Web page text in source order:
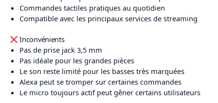
Commandes tactiles pratiques au quotidien
Compatible avec les principaux services de streaming
Inconvénients
Pas de prise jack 3,5 mm
Pas idéale pour les grandes pièces
Le son reste limité pour les basses très marquées
Alexa peut se tromper sur certaines commandes
Le micro toujours actif peut gêner certains utilisateurs